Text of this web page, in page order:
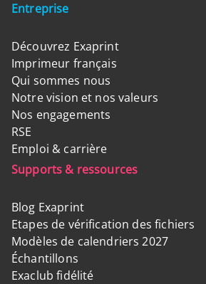
Entreprise
Découvrez Exaprint
Imprimeur français
Qui sommes nous
Notre vision et nos valeurs
Nos engagements
RSE
Emploi & carrière
Supports & ressources
Blog Exaprint
Etapes de vérification des fichiers
Modèles de calendriers 2027
Échantillons
Exaclub fidélité